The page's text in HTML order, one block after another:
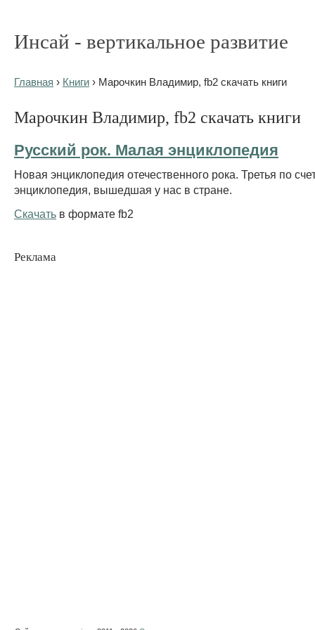
Инсай - вертикальное развитие
Главная › Книги › Марочкин Владимир, fb2 скачать книги
Марочкин Владимир, fb2 скачать книги
Русский рок. Малая энциклопедия
Новая энциклопедия отечественного рока. Третья по
энциклопедия, вышедшая у нас в стране.
Скачать в формате fb2
Реклама